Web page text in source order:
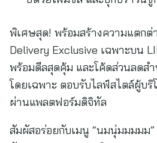
พิเศษสุด! พร้อมสร้างความแตกต่
Delivery Exclusive เฉพาะบน
พร้อมดีลสุดคุ้ม และโค้ดส่วนลดส
โดยเฉพาะ ตอบรับไลฟ์สไตล์ผู้บ
ผ่านแพลตฟอร์มดิจิทัล
สัมผัสอร่อยกับเมนู “นมนุ่มมมมม”